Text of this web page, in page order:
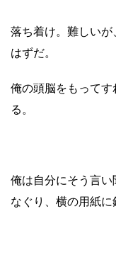
落ち着け。難しいが、
はずだ。
俺の頭脳をもって
る。
俺は自分にそう言
なぐり、 横の用紙に